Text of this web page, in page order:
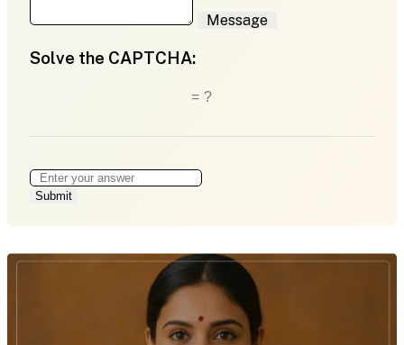
Message
Solve the CAPTCHA:
= ?
Submit